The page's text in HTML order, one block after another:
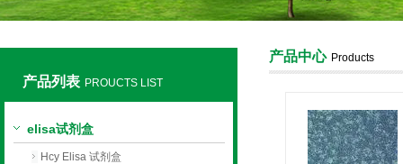
产品列表 PROUCTS LIST
elisa试剂盒
Hcy Elisa 试剂盒
产品中心 Products